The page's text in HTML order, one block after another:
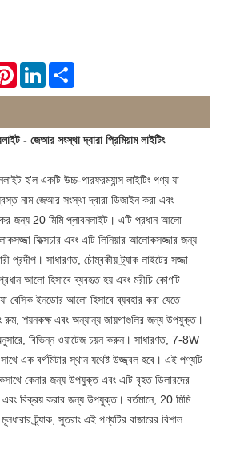
PinterestLinkedIn
- জেআর সংস্থা দ্বারা প্রিমিয়াম লাইটিং
হ'ল একটি উচ্চ-পারফরম্যান্স লাইটিং পণ্য যা
নাম জেআর সংস্থা দ্বারা ডিজাইন করা এবং
জন্য 20 মিমি প্লাবনলাইট। এটি প্রধান আলো
ফিক্সচার এবং এটি লিনিয়ার আলোকসজ্জার জন্য
প্রদীপ। সাধারণত, চৌম্বকীয় ট্র্যাক লাইটের সজ্জা
আলো হিসাবে ব্যবহৃত হয় এবং মরীচি কোণটি
বেসিক ইনডোর আলো হিসাবে ব্যবহার করা যেতে
রুম, শয়নকক্ষ এবং অন্যান্য জায়গাগুলির জন্য উপযুক্ত।
বিভিন্ন ওয়াটেজ চয়ন করুন। সাধারণত, 7-8W
এক বর্গমিটার স্থান যথেষ্ট উজ্জ্বল হবে। এই পণ্যটি
কেনার জন্য উপযুক্ত এবং এটি বৃহত ডিলারদের
বিক্রয় করার জন্য উপযুক্ত। বর্তমানে, 20 মিমি
মূলধারার ট্র্যাক, সুতরাং এই পণ্যটির বাজারের বিশাল